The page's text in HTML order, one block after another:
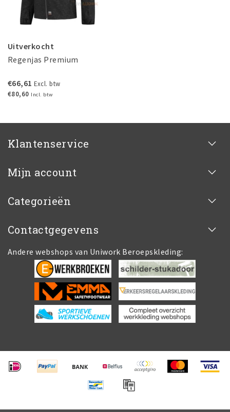
Uitverkocht
Regenjas Premium
€66,61 Excl. btw
€80,60 Incl. btw
Klantenservice
Mijn account
Categorieën
Contactgegevens
Andere webshops van Uniwork Beroepskleding: